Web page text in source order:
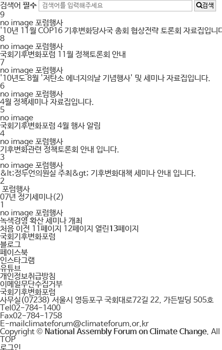
검색어 필수 검색
9
no image 포럼행사
'10년 11월 COP16 기후변화당사국 총회 협상전략 토론회 자료집입니
8
no image 포럼행사
국회기후변화포럼 11월 정책토론회 안내
7
no image 포럼행사
'10년도 8월 '저탄소 에너지의날 기념행사' 및 세미나 자료집입니다.
6
no image 포럼행사
4월 정책세미나 자료집입니다.
5
no image
국회기후변화포럼 4월 행사 알림
4
no image 포럼행사
기후변화관련 정책토론회 안내 입니다.
3
no image 포럼행사
&lt;정두언의원실 주최&gt; 기후변화대책 세미나 안내 입니다.
2
포럼행사
07년 정기세미나(2)
1
no image 포럼행사
녹색경영 확산 세미나 개최
처음 이전 11페이지 12페이지 열린13페이지
국회기후변화포럼
블로그
페이스북
인스타그램
유튜브
개인정보취급방침
이메일무단수집거부
국회기후변화포럼
사무실(07238) 서울시 영등포구 국회대로72길 22, 가든빌딩 505호
Tel02-784-1400
Fax02-784-1758
E-mailclimateforum@climateforum.or.kr
Copyright © National Assembly Forum on Climate Change. All
TOP
로그인